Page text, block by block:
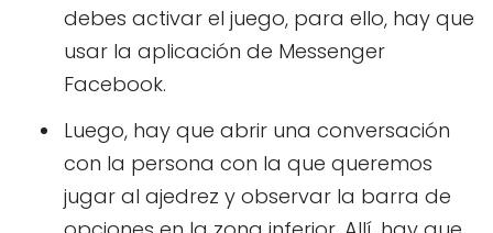
debes activar el juego, para ello, hay que
usar la aplicación de Messenger
Facebook.
Luego, hay que abrir una conversación
con la persona con la que queremos
jugar al ajedrez y observar la barra de